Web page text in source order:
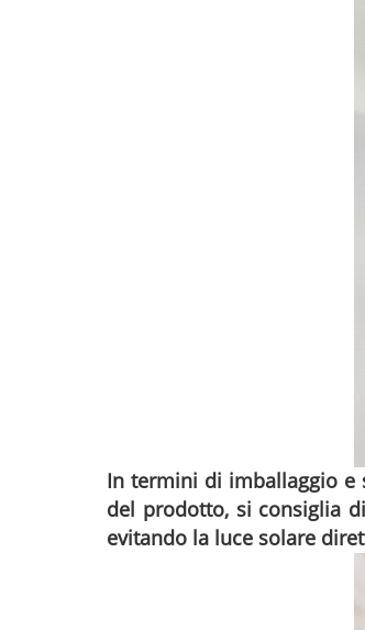
In termini di imballaggio e
del prodotto, si consiglia
evitando la luce solare